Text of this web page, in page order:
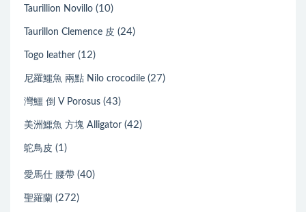
Taurillion Novillo (10)
Taurillon Clemence 皮 (24)
Togo leather (12)
尼羅鱷魚 兩點 Nilo crocodile (27)
灣鱷 倒 V Porosus (43)
美洲鱷魚 方塊 Alligator (42)
鴕鳥皮 (1)
愛馬仕 腰帶 (40)
聖羅蘭 (272)